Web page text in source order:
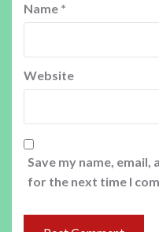
Name *
Website
Save my name,
for the next time I